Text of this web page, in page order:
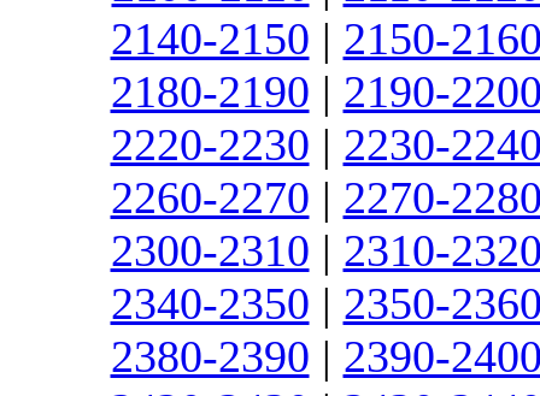
2140-2150 | 2150-
2180-2190 | 2190-
2220-2230 | 2230-
2260-2270 | 2270-
2300-2310 | 2310-
2340-2350 | 2350-
2380-2390 | 2390-